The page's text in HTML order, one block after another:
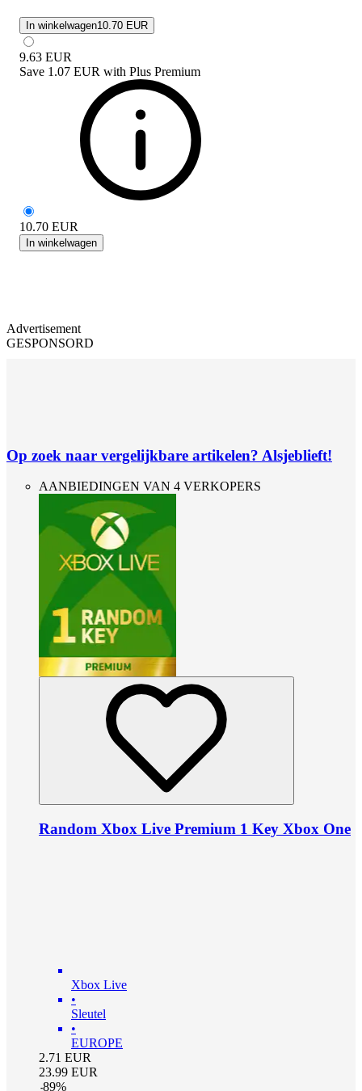
In winkelwagen10.70 EUR
9.63 EUR
Save 1.07 EUR with Plus Premium
10.70 EUR
In winkelwagen
Advertisement
GESPONSORD
Op zoek naar vergelijkbare artikelen? Alsjeblieft!
AANBIEDINGEN VAN 4 VERKOPERS
Random Xbox Live Premium 1 Key Xbox One
Xbox Live
•
Sleutel
•
EUROPE
2.71 EUR
23.99 EUR
-89%